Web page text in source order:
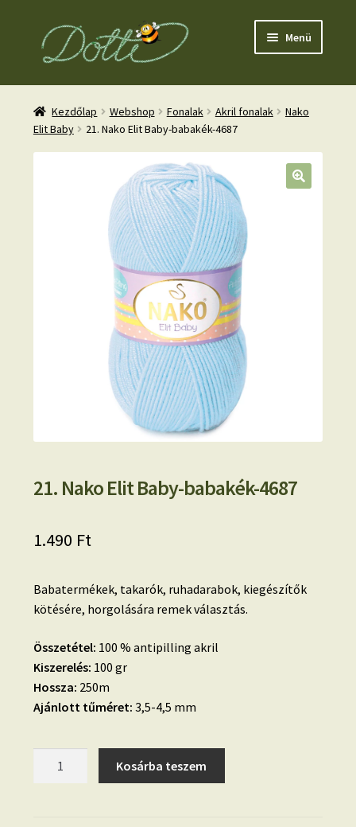
Ugrás
Kilépés
Menü
Kezdőlap Webshop Fonalak Akril fonalak
Nako
Elit Baby
21. Nako Elit Baby-babakék-4687
21. Nako Elit Baby-babakék-4687
1.490 Ft
Babatermékek, takarók, ruhadarabok, kiegészítők
kötésére, horgolására remek választás.
Összetétel: 100 % antipilling akril
Kiszerelés: 100 gr
Hossza: 250m
Ajánlott tűméret: 3,5-4,5 mm
Kosárba teszem